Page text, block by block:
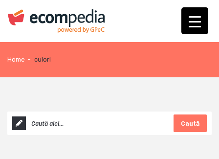
Home - culori
Caută